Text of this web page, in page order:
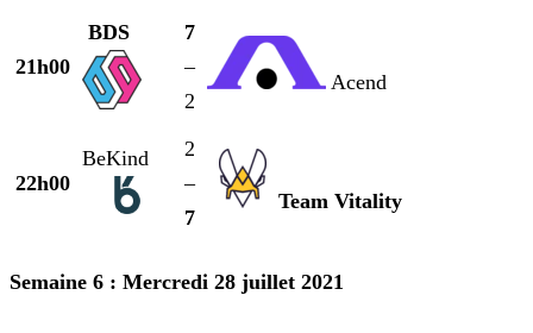
21h00
BDS
7
–
2
Acend
22h00
BeKind
2
–
7
Team Vitality
Semaine 6 : Mercredi 28 juillet 2021